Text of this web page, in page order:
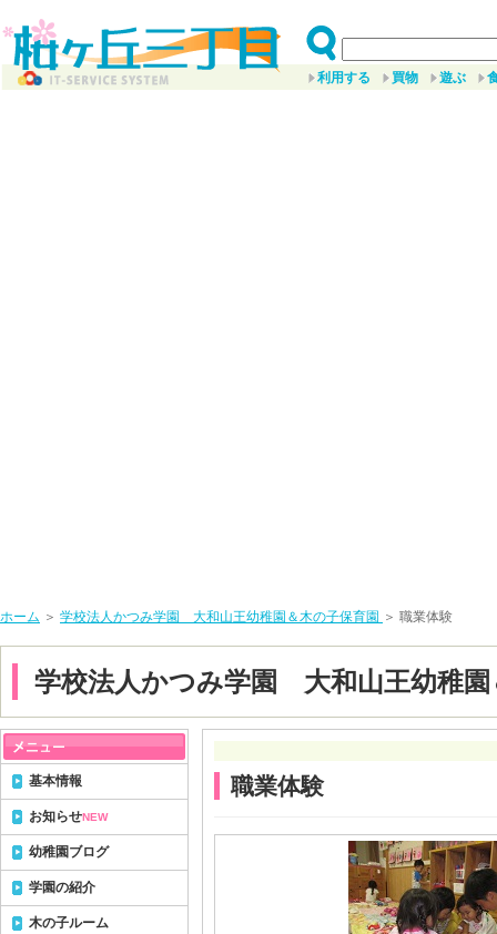
利用する 買物 遊ぶ
ホーム ＞ 学校法人かつみ学園 大和山王幼稚園＆木の子保育園 ＞ 職業体験
学校法人かつみ学園 大和山王幼稚園
職業体験
基本情報
お知らせNEW
幼稚園ブログ
学園の紹介
木の子ルーム